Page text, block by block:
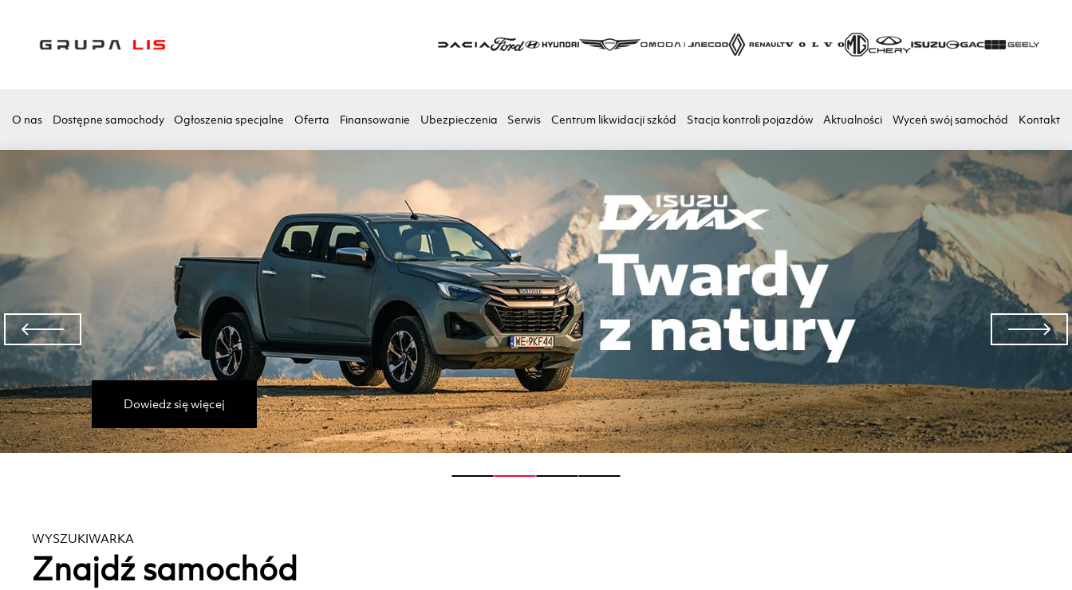
O nas Dostępne samochody Ogłoszenia specjalne Oferta Finansowanie Ubezpieczenia Serwis Centrum likwidacji szkód Stacja kontroli pojazdów Aktualności Wyceń swój samochód Kontakt
Dowiedz się więcej
WYSZUKIWARKA
Znajdź samochód